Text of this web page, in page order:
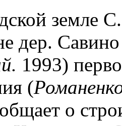
земле
дер.
1993)
(
о